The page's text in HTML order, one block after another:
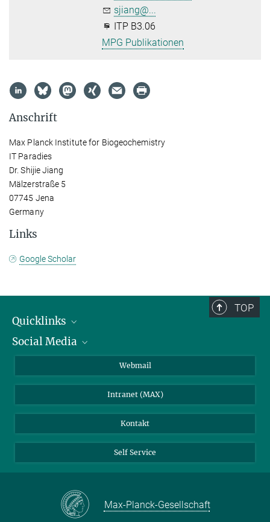
sjiang@...
ITP B3.06
MPG Publikationen
Anschrift
Max Planck Institute for Biogeochemistry
IT Paradies
Dr. Shijie Jiang
Mälzerstraße 5
07745 Jena
Germany
Links
Google Scholar
TOP
Quicklinks
IMPRS Graduiertenschule
Social Media
Webmail
Intranet (MAX)
Kontakt
Self Service
Max-Planck-Gesellschaft